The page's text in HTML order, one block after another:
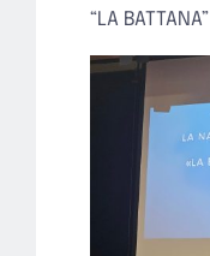
“LA BATTANA”